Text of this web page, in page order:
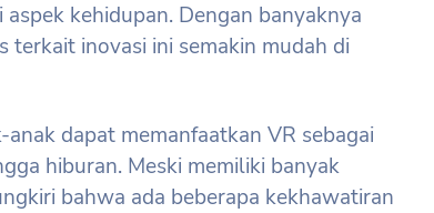
kehidupan. Dengan banyaknya
terkait inovasi ini semakin mudah di
dapat memanfaatkan VR sebagai
hiburan. Meski memiliki banyak
bahwa ada beberapa kekhawatiran